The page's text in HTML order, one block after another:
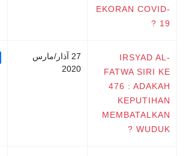
EKORAN COVID-
19 ?
IRSYAD AL-
FATWA SIRI KE
476 : ADAKAH
KEPUTIHAN
MEMBATALKAN
WUDUK ?
27 آذار/مارس
2020